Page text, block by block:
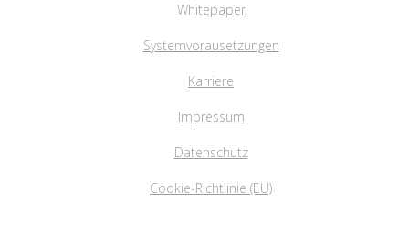
Whitepaper
Systemvorausetzungen
Karriere
Impressum
Datenschutz
Cookie-Richtlinie (EU)